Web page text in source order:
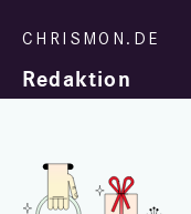
Redaktion